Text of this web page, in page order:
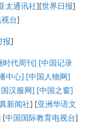
太通讯社][世界日报]
台]
报]
时代周刊] [中国记录
中心] [中国人物网]
汉服网] [中国之窗]
新闻社] [亚洲华语文
[中国国际教育电视台]